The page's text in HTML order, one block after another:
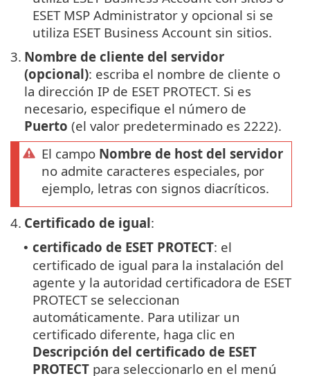
ESET MSP Administrator y opcional si se
utiliza ESET Business Account sin sitios.
3. Nombre de cliente del servidor
(opcional): escriba el nombre de cliente o
la dirección IP de ESET PROTECT. Si es
necesario, especifique el número de
Puerto (el valor predeterminado es 2222).
El campo Nombre de host del servidor
no admite caracteres especiales, por
ejemplo, letras con signos diacríticos.
4. Certificado de igual:
• certificado de ESET PROTECT: el
certificado de igual para la instalación del
agente y la autoridad certificadora de ESET
PROTECT se seleccionan
automáticamente. Para utilizar un
certificado diferente, haga clic en
Descripción del certificado de ESET
PROTECT para seleccionarlo en el menú